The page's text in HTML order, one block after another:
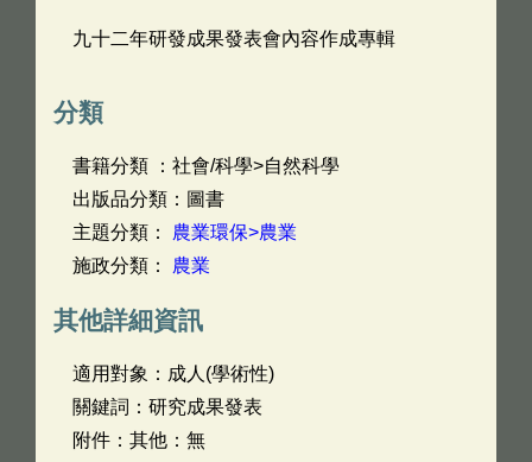
九十二年研發成果發表會內容作成專輯
分類
書籍分類 ：社會/科學>自然科學
出版品分類：圖書
主題分類： 農業環保>農業
施政分類： 農業
其他詳細資訊
適用對象：成人(學術性)
關鍵詞：研究成果發表
附件：其他：無